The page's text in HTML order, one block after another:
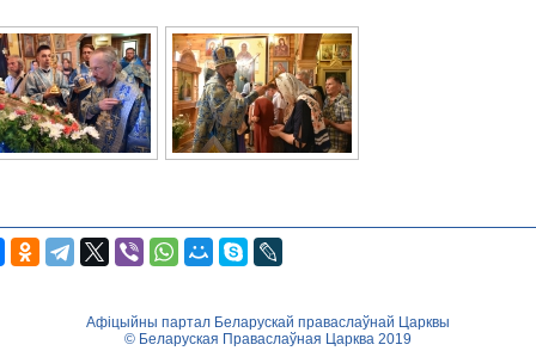
Афіцыйны партал Беларускай праваслаўнай Царквы
© Беларуская Праваслаўная Царква 2019